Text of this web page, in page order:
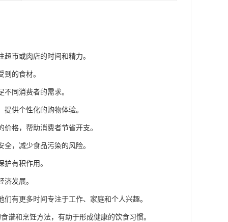
市或肉店的时间和精力。
的食材。
同消费者的需求。
供个性化的购物体验。
格，帮助消费者节省开支。
，减少食品污染的风险。
有积作用。
发展。
有更多时间专注于工作、家庭和个人兴趣。
谱和烹饪方法，有助于形成健康的饮食习惯。